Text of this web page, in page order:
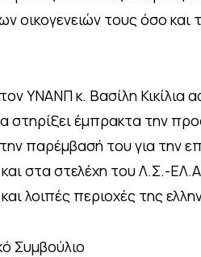
οικογενειών τους όσο
ΥΝΑΝΠ κ. Βασίλη Κικίλια
στηρίξει έμπρακτα την
παρέμβασή του για την
στα στελέχη του Λ.Σ.-
λοιπές περιοχές της
Συμβούλιο